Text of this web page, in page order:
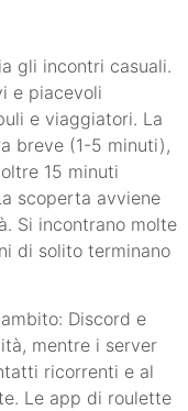
gli incontri casuali.
e piacevoli
e viaggiatori. La
breve (1-5 minuti),
15 minuti
scoperta avviene
Si incontrano molte
di solito terminano
Discord e
mentre i server
ricorrenti e al
Le app di roulette